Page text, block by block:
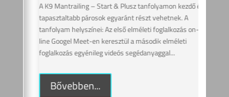
A K9 Mantrailing – Start & Plusz tanfolyamon kezdő és
tapasztaltabb párosok egyaránt részt vehetnek. A
tanfolyam helyszínei: Az első elméleti foglalkozás on-
line Googel Meet-en keresztül a második elméleti
foglalkozás egyénileg videós segédanyaggal...
Bővebben...